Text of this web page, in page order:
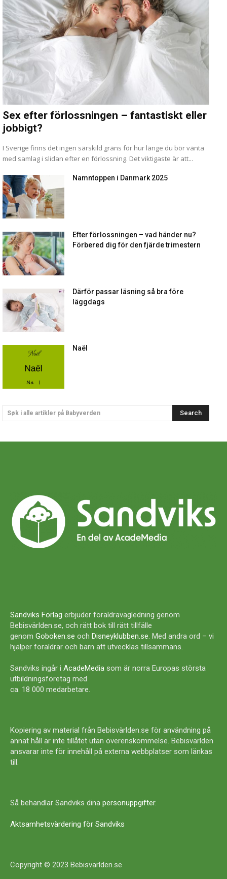
Sex efter förlossningen – fantastiskt eller
jobbigt?
I Sverige finns det ingen särskild gräns för hur länge du bör vänta
med samlag i slidan efter en förlossning. Det viktigaste är att...
Namntoppen i Danmark 2025
Efter förlossningen – vad händer nu?
Förbered dig för den fjärde trimestern
Därför passar läsning så bra före
läggdags
Naël
Søk i alle artikler på Babyverden Search
Sandviks Förlag erbjuder föräldravägledning genom
Bebisvärlden.se, och rätt bok till rätt tillfälle
genom Goboken.se och Disneyklubben.se. Med andra ord – vi
hjälper föräldrar och barn att utvecklas tillsammans.
Sandviks ingår i AcadeMedia som är norra Europas största
utbildningsföretag med
ca. 18 000 medarbetare.
Kopiering av material från Bebisvärlden.se för användning på
annat håll är inte tillåtet utan överenskommelse. Bebisvärlden
ansvarar inte för innehåll på externa webbplatser som länkas
till.
Så behandlar Sandviks dina personuppgifter.
Aktsamhetsvärdering för Sandviks
Copyright © 2023 Bebisvarlden.se